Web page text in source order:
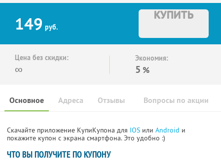
149 руб.
КУПИТЬ
Цена без скидки:
∞
Экономия:
5 %
Основное Отзывы Вопросы по акции
Адреса
Скачайте приложение КупиКупона для IOS или Android и
покажите купон с экрана смартфона. Это удобно :)
ЧТО ВЫ ПОЛУЧИТЕ ПО КУПОНУ